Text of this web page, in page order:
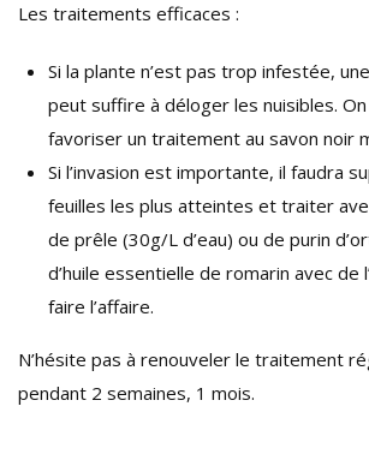
Les traitements efficaces :
Si la plante n’est pas trop infestée,
peut suffire à déloger les nuisibles.
favoriser un traitement au savon noir
Si l’invasion est importante, il faudra
feuilles les plus atteintes et traiter
de prêle (30g/L d’eau) ou de purin
d’huile essentielle de romarin avec de
faire l’affaire.
N’hésite pas à renouveler le traitement
pendant 2 semaines, 1 mois.